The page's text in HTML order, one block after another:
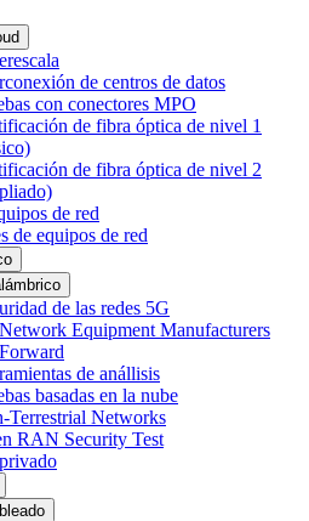
de centros de datos
con conectores MPO
de fibra óptica de nivel 1
de fibra óptica de nivel 2
de red
de equipos de red
de las redes 5G
Equipment Manufacturers
de anállisis
basadas en la nube
Terrestrial Networks
RAN Security Test